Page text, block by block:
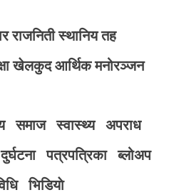
राजनिती स्थानिय तह
खेलकुद आर्थिक मनोरञ्जन
समाज स्वास्थ्य
अपराध
दुर्घटना पत्रपत्रिका
ब्लोअप
भिडियाे